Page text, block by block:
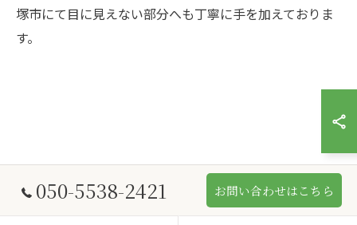
塚市にて目に見えない部分へも丁寧に手を加えておりま
す。
050-5538-2421 お問い合わせはこちら
お気軽にご相談ください